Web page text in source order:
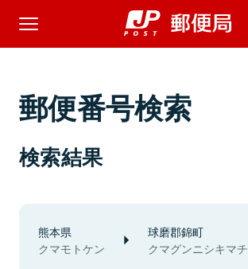
郵便番号検索
検索結果
熊本県
クマモトケン
球磨郡錦町
クマグンニシキマチ